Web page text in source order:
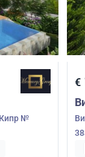
Кипр №
€